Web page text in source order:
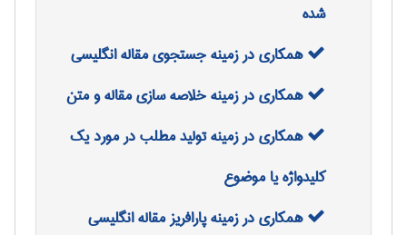
شده
همکاری در زمینه جستجوی مقاله انگلیسی
همکاری در زمینه خلاصه سازی مقاله و متن
همکاری در زمینه تولید مطلب در مورد یک
کلیدواژه یا موضوع
همکاری در زمینه پارافریز مقاله انگلیسی